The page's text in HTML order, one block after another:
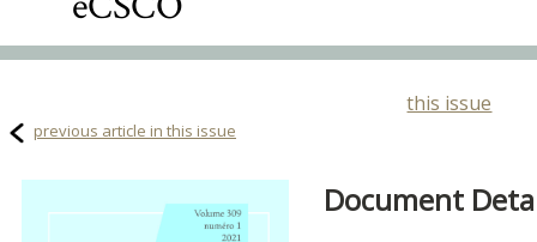
this issue
previous article in this issue
Document